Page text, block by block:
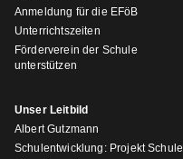
Anmeldung für die EFöB
Unterrichtszeiten
Förderverein der Schule
unterstützen
Unser Leitbild
Albert Gutzmann
Schulentwicklung: Projekt Schule